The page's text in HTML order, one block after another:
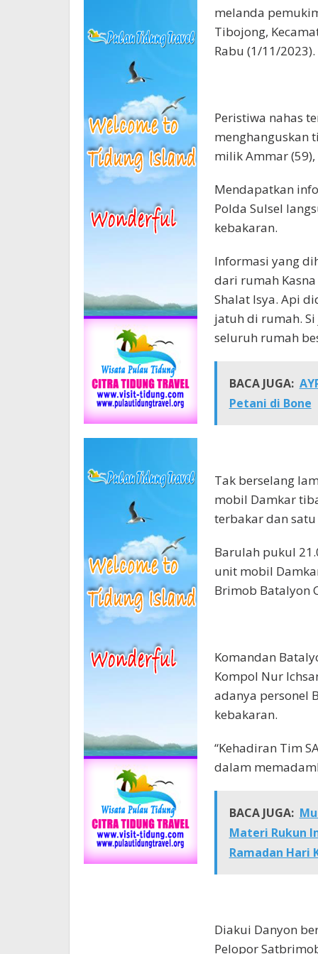
melanda
Tibojong,
Rabu (1/11/2023).
Peristiwa nahas
menghanguskan
milik Ammar (59),
Mendapatkan
Polda Sulsel
kebakaran.
Informasi yang
dari rumah
Shalat Isya. Api
jatuh di rumah.
seluruh rumah
BACA JUGA:
Petani di Bone
Tak berselang
mobil Damkar
terbakar dan
Barulah pukul
unit mobil
Brimob Batalyon
Komandan
Kompol Nur
adanya personel
kebakaran.
“Kehadiran Tim
dalam
BACA JUGA:
Materi Rukun
Ramadan Hari
Diakui Danyon
Pelopor